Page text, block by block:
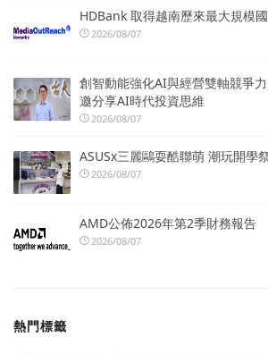
HDBank 取得越南歷來最大規模
2026/08/07
創智動能強化AI與經營雙軸競爭
邀分享AI時代投資思維
2026/08/07
ASUSx三麗鷗耍酷聯萌 潮玩開學
2026/08/07
AMD公佈2026年第2季財務報告
2026/08/07
熱門標籤